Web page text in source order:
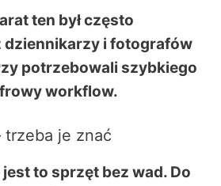
ten był często
dziennikarzy i fotografów
potrzebowali szybkiego
workflow.
trzeba je znać
to sprzęt bez wad. Do